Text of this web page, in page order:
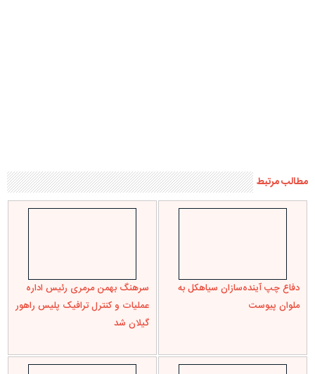
مطالب مرتبط
دفاع چپ آینده‌سازان سیاهکل به
ملوان پیوست
سرهنگ بهمن مرمری رئیس اداره
عملیات و کنترل ترافیک پلیس راهور
گیلان شد